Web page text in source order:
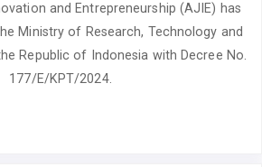
and Entrepreneurship (AJIE) has
Ministry of Research, Technology and
Republic of Indonesia with Decree No.
177/E/KPT/2024.